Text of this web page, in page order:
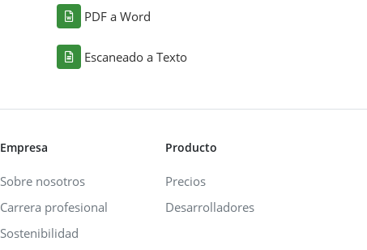
PDF a Word
Escaneado a Texto
Empresa
Sobre nosotros
Carrera profesional
Sostenibilidad
Producto
Precios
Desarrolladores